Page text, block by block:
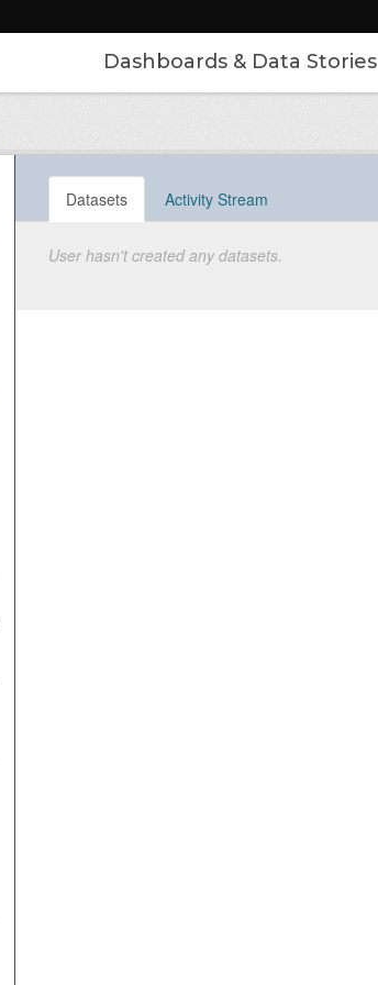
Dashboards & Data Stories
Datasets Activity Stream
User hasn't created any datasets.